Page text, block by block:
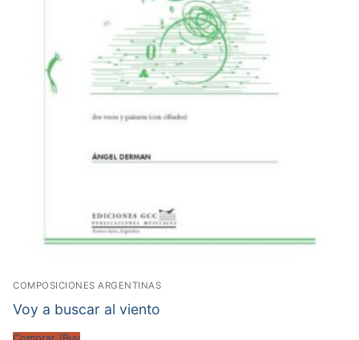
COMPOSICIONES ARGENTINAS
Voy a buscar al viento